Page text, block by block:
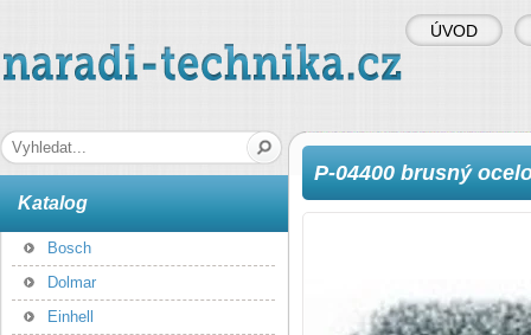
naradi-technika.cz
P-04400 brusný
Katalog
Bosch
Dolmar
Einhell
ÚVOD
Hledaná fráze